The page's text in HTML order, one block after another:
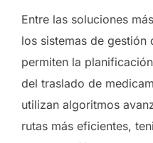
Entre las soluciones
los sistemas de gestión
permiten la
del traslado de
utilizan algoritmos
rutas más eficientes,